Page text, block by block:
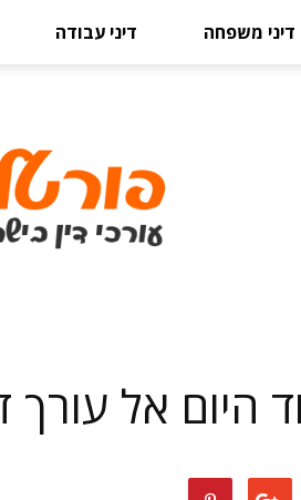
דיני משפחה דיני עבודה
היום אל עורך